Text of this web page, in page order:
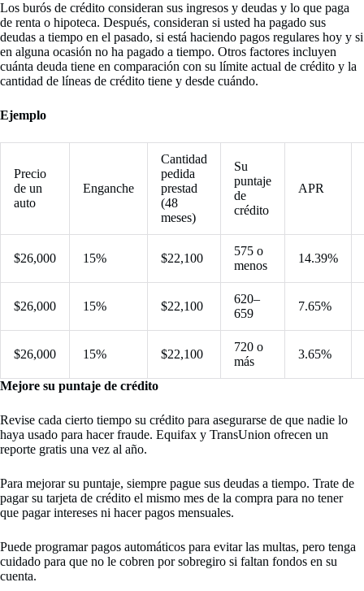
Los burós de crédito consideran sus ingresos y deudas y lo que paga
de renta o hipoteca. Después, consideran si usted ha pagado sus
deudas a tiempo en el pasado, si está haciendo pagos regulares hoy y si
en alguna ocasión no ha pagado a tiempo. Otros factores incluyen
cuánta deuda tiene en comparación con su límite actual de crédito y la
cantidad de líneas de crédito tiene y desde cuándo.
Ejemplo
Precio
de un
auto
Enganche
Cantidad
pedida
prestad
(48
meses)
Su
puntaje
de
crédito
APR
$26,000 15% $22,100
575 o
menos
14.39%
$26,000 15% $22,100
620–
659
7.65%
$26,000 15% $22,100
720 o
más
3.65%
Mejore su puntaje de crédito
Revise cada cierto tiempo su crédito para asegurarse de que nadie lo
haya usado para hacer fraude. Equifax y TransUnion ofrecen un
reporte gratis una vez al año.
Para mejorar su puntaje, siempre pague sus deudas a tiempo. Trate de
pagar su tarjeta de crédito el mismo mes de la compra para no tener
que pagar intereses ni hacer pagos mensuales.
Puede programar pagos automáticos para evitar las multas, pero tenga
cuidado para que no le cobren por sobregiro si faltan fondos en su
cuenta.